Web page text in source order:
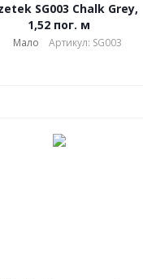
SG003 Chalk Grey,
1,52 пог. м
Мало Артикул: SG003